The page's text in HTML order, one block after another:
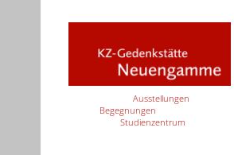
Ausstellungen
Begegnungen
Studienzentrum